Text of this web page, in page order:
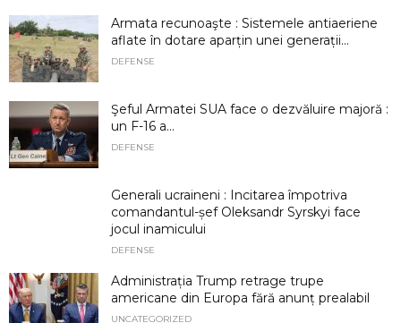
Armata recunoaşte : Sistemele antiaeriene
aflate în dotare aparțin unei generații...
DEFENSE
Şeful Armatei SUA face o dezvăluire majoră :
un F-16 a...
DEFENSE
Generali ucraineni : Incitarea împotriva
comandantul-șef Oleksandr Syrskyi face
jocul inamicului
DEFENSE
Administrația Trump retrage trupe
americane din Europa fără anunț prealabil
UNCATEGORIZED